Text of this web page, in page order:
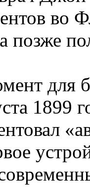
во
позже
для
1899